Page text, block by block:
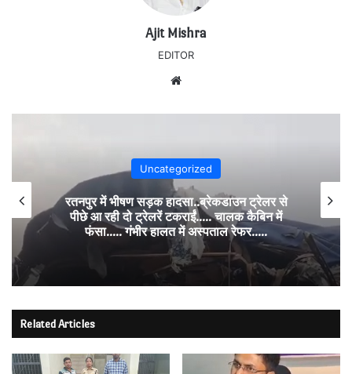
Ajit Mishra
EDITOR
Uncategorized
रतनपुर में भीषण सड़क हादसा..ब्रेकडाउन ट्रेलर से
पीछे आ रही दो ट्रेलरें टकराईं….. चालक कैबिन में
फंसा….. गंभीर हालत में अस्पताल रेफर…..
Related Articles